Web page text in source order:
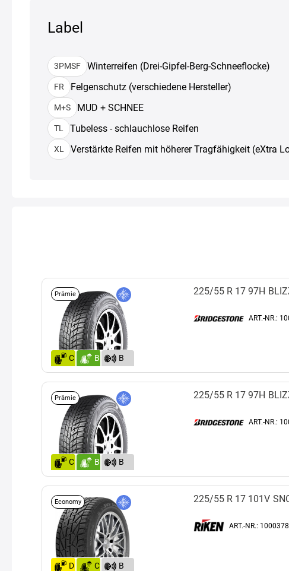
Label
3PMSF Winterreifen (Drei-Gipfel-Berg-Schneeflocke)
FR Felgenschutz (verschiedene Hersteller)
M+S MUD + SCHNEE
TL Tubeless - schlauchlose Reifen
XL Verstärkte Reifen mit höherer Tragfähigkeit (eXtra
Prämie
C B
B
(72)
225/55 R 17 97H
ART.-NR.:
Prämie
C B
B
(72)
225/55 R 17 97H
ART.-NR.:
Economy
D C
B
225/55 R 17 101V
ART.-NR.: